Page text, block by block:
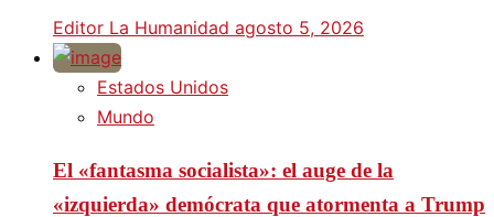
Editor La Humanidad agosto 5, 2026
Estados Unidos
Mundo
El «fantasma socialista»: el auge de la
«izquierda» demócrata que atormenta a Trump